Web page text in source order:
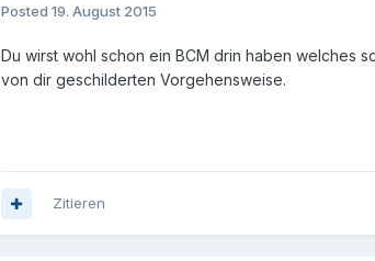
Posted 19. August 2015
Du wirst wohl schon ein BCM drin haben welches
von dir geschilderten Vorgehensweise.
Zitieren